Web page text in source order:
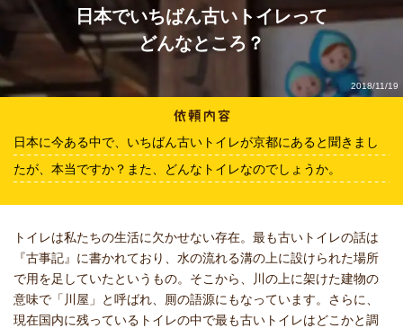
日本でいちばん古いトイレって
どんなところ？
2018/11/19
日本に今ある中で、いちばん古いトイレが京都にあると聞きまし
たが、本当ですか？また、どんなトイレなのでしょうか。
トイレは私たちの生活に欠かせない存在。最も古いトイレの話は
『古事記』に書かれており、水の流れる溝の上に設けられた場所
で用を足していたというもの。そこから、川の上に架けた建物の
意味で「川屋」と呼ばれ、厠の語源にもなっています。さらに、
現在国内に残っているトイレの中で最も古いトイレはどこかと調